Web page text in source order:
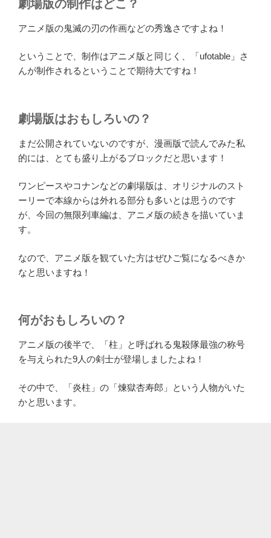
劇場版の制作はどこ？
アニメ版の鬼滅の刃の作画などの秀逸さですよね！
ということで、制作はアニメ版と同じく、「ufotable」さ
んが制作されるということで期待大ですね！
劇場版はおもしろいの？
まだ公開されていないのですが、漫画版で読んでみた私
的には、とても盛り上がるブロックだと思います！
ワンピースやコナンなどの劇場版は、オリジナルのスト
ーリーで本線からは外れる部分も多いとは思うのです
が、今回の無限列車編は、アニメ版の続きを描いていま
す。
なので、アニメ版を観ていた方はぜひご覧になるべきか
なと思いますね！
何がおもしろいの？
アニメ版の後半で、「柱」と呼ばれる鬼殺隊最強の称号
を与えられた9人の剣士が登場しましたよね！
その中で、「炎柱」の「煉獄杏寿郎」という人物がいた
かと思います。